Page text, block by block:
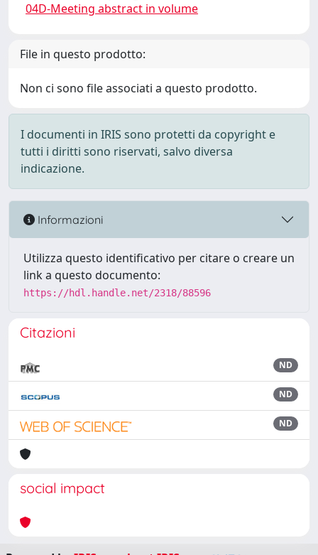
04D-Meeting abstract in volume
File in questo prodotto:
Non ci sono file associati a questo prodotto.
I documenti in IRIS sono protetti da copyright e
tutti i diritti sono riservati, salvo diversa
indicazione.
Informazioni
Utilizza questo identificativo per citare o creare un
link a questo documento:
https://hdl.handle.net/2318/88596
Citazioni
ND
ND
ND
social impact